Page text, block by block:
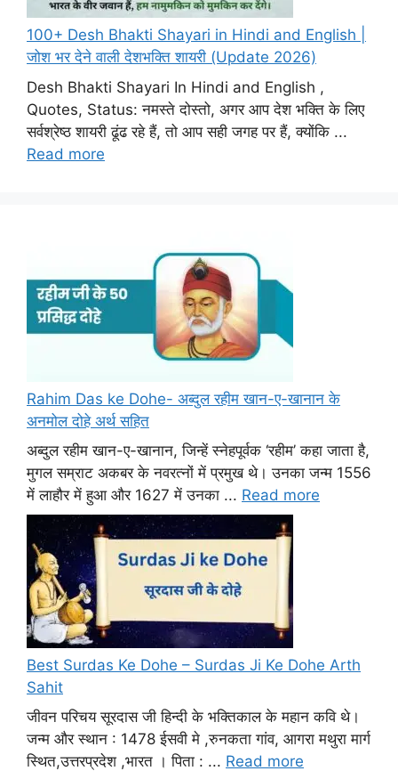
100+ Desh Bhakti Shayari in Hindi and English |
जोश भर देने वाली देशभक्ति शायरी (Update 2026)
Desh Bhakti Shayari In Hindi and English ,
Quotes, Status: नमस्ते दोस्तो, अगर आप देश भक्ति के लिए
सर्वश्रेष्ठ शायरी ढूंढ रहे हैं, तो आप सही जगह पर हैं, क्योंकि ...
Read more
Rahim Das ke Dohe- अब्दुल रहीम खान-ए-खानान के
अनमोल दोहे अर्थ सहित
अब्दुल रहीम खान-ए-खानान, जिन्हें स्नेहपूर्वक ‘रहीम’ कहा जाता है,
मुगल सम्राट अकबर के नवरत्नों में प्रमुख थे। उनका जन्म 1556
में लाहौर में हुआ और 1627 में उनका ... Read more
Best Surdas Ke Dohe – Surdas Ji Ke Dohe Arth
Sahit
जीवन परिचय सूरदास जी हिन्दी के भक्तिकाल के महान कवि थे।
जन्म और स्थान : 1478 ईसवी मे ,रुनकता गांव, आगरा मथुरा मार्ग
स्थित,उत्तरप्रदेश ,भारत । पिता : ... Read more